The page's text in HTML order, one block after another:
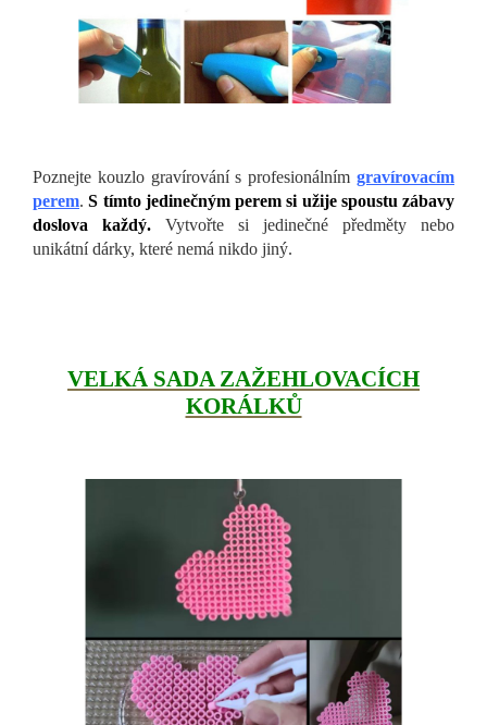
Poznejte kouzlo gravírování s profesionálním gravírovacím
perem.S tímto jedinečným perem si užije spoustu zábavy
doslova každý. Vytvořte si jedinečné předměty nebo
unikátní dárky, které nemá nikdo jiný.
VELKÁ SADA ZAŽEHLOVACÍCH
KORÁLKŮ